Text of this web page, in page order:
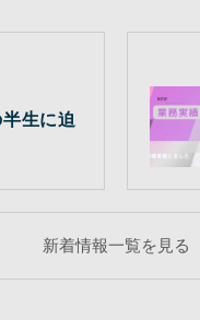
生に迫
新着情報一覧を見る